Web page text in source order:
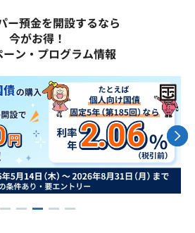
ー預金を開設するなら
今がお得！
ーン・プログラム情報